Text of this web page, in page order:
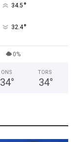
34.5 °
32.4°
0%
ONS
34°
TORS
34°